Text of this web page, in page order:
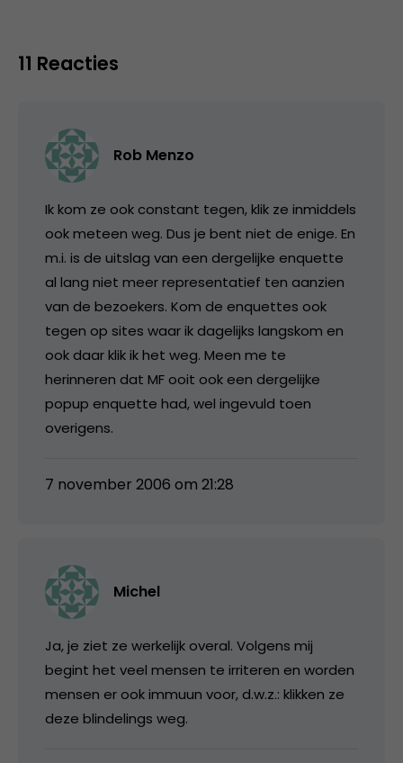
11 Reacties
Rob Menzo
Ik kom ze ook constant tegen, klik ze inmiddels
ook meteen weg. Dus je bent niet de enige. En
m.i. is de uitslag van een dergelijke enquette
al lang niet meer representatief ten aanzien
van de bezoekers. Kom de enquettes ook
tegen op sites waar ik dagelijks langskom en
ook daar klik ik het weg. Meen me te
herinneren dat MF ooit ook een dergelijke
popup enquette had, wel ingevuld toen
overigens.
7 november 2006 om 21:28
Michel
Ja, je ziet ze werkelijk overal. Volgens mij
begint het veel mensen te irriteren en worden
mensen er ook immuun voor, d.w.z.: klikken ze
deze blindelings weg.